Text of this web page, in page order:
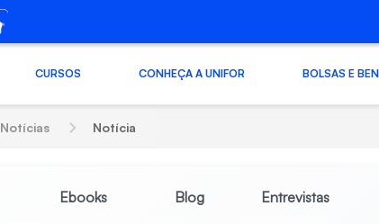
CURSOS CONHEÇA A UNIFOR BOLSAS E
Notícias Notícia
Ebooks Blog Entrevistas